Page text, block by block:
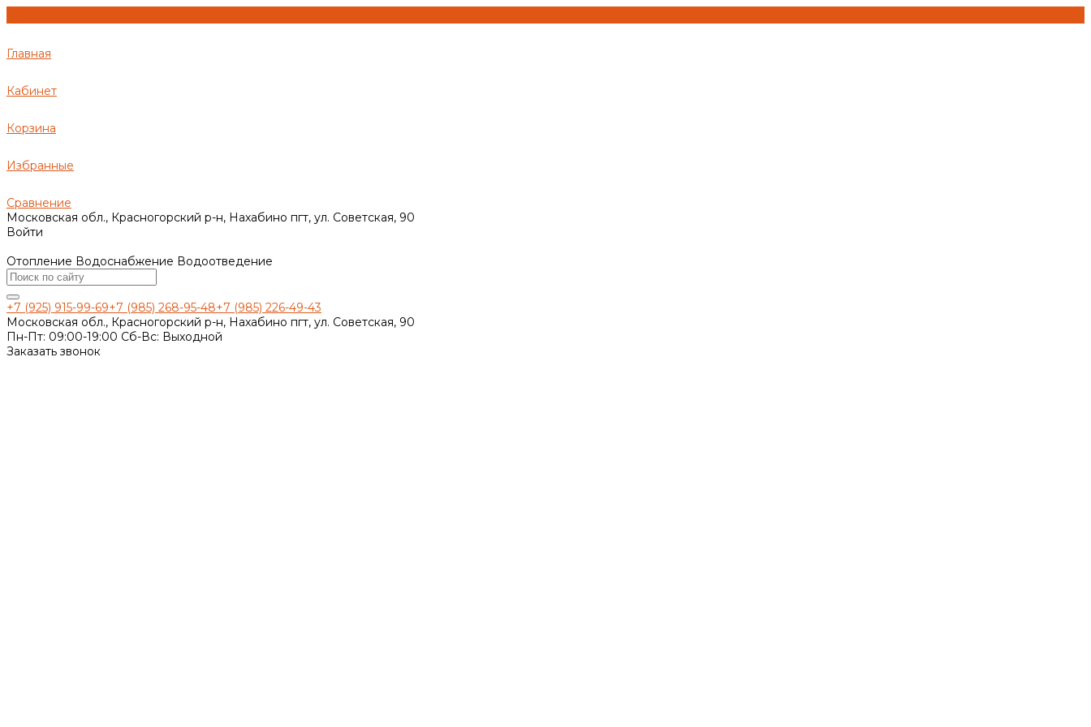
Главная
Кабинет
Корзина
Избранные
Сравнение
Московская обл., Красногорский р-н, Нахабино пгт, ул. Советская, 90
Войти
Отопление Водоснабжение Водоотведение
+7 (925) 915-99-69+7 (985) 268-95-48+7 (985) 226-49-43
Московская обл., Красногорский р-н, Нахабино пгт, ул. Советская, 90
Пн-Пт: 09:00-19:00 Cб-Вс: Выходной
Заказать звонок